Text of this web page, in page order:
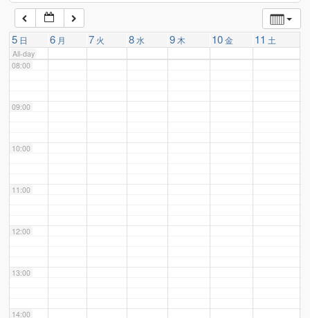
5 日 6 月 7 火 8水 9 木 10金 11 土
All-day
07:00
08:00
09:00
10:00
11:00
12:00
13:00
14:00